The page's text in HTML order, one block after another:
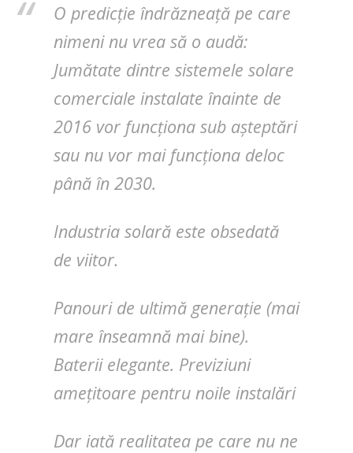
O predicție îndrăzneață pe care
nimeni nu vrea să o audă:
Jumătate dintre sistemele solare
comerciale instalate înainte de
2016 vor funcționa sub așteptări
sau nu vor mai funcționa deloc
până în 2030.
Industria solară este obsedată
de viitor.
Panouri de ultimă generație (mai
mare înseamnă mai bine).
Baterii elegante. Previziuni
amețitoare pentru noile instalări
Dar iată realitatea pe care nu ne